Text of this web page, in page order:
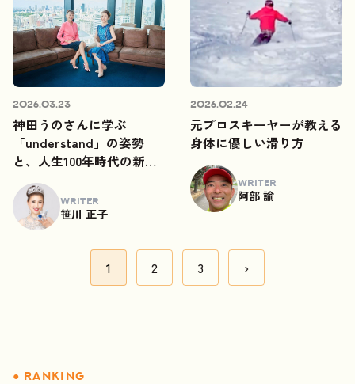
2026.03.23
神田うのさんに学ぶ
「understand」の姿勢
と、人生100年時代の新た
な挑戦
WRITER
笹川 正子
2026.02.24
元プロスキーヤーが教える
身体に優しい滑り方
WRITER
阿部 諭
投
の
1 2 3 ›